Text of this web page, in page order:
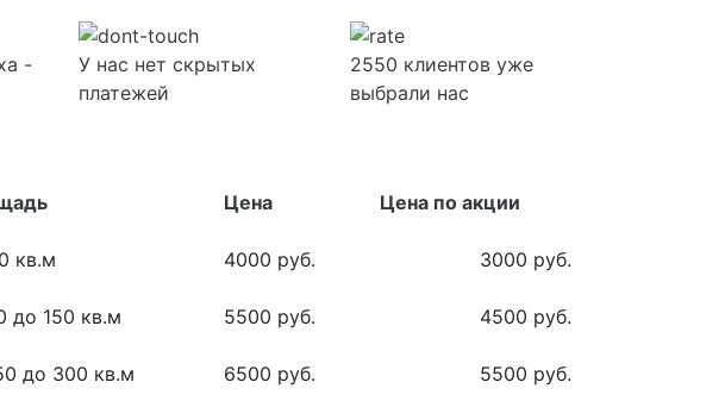
-
У нас нет скрытых
платежей
2550 клиентов уже
выбрали нас
Цена Цена по акции
кв.м 4000 руб. 3000 руб.
до 150 кв.м 5500 руб. 4500 руб.
до 300 кв.м 6500 руб. 5500 руб.